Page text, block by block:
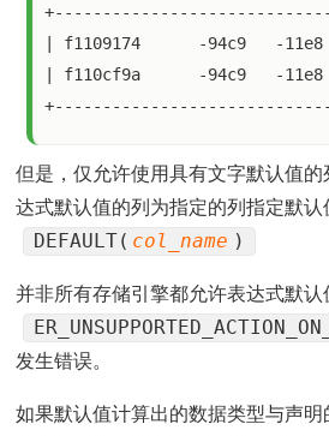
| f1109174	-94c9	-11e8	-971d	-3bf1095aa633 	|
| f110cf9a	-94c9	-11e8	-971d	-3bf1095aa633 	|
但是，仅允许使用具有文字默认值
达式默认值的列为指定的列指定默认
DEFAULT( col_name )
并非所有存储引擎都允许表达式默认
发生错误。
如果默认值计算出的数据类型与声